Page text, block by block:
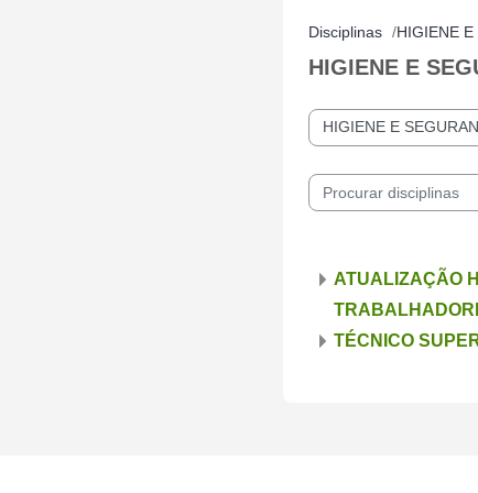
Disciplinas HIGIENE
HIGIENE E
Categorias de disciplinas
Procurar disciplinas
ATUALIZAÇÃO
TÉCNICO